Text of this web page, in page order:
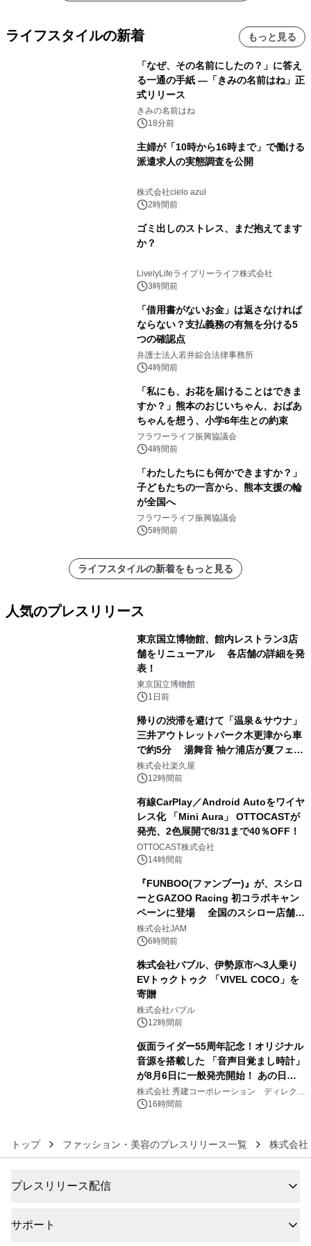
ライフスタイルの新着 もっと見る
「なぜ、その名前にしたの？」に答え
る一通の手紙 ―「きみの名前はね」正
式リリース
きみの名前はね
18分前
主婦が「10時から16時まで」で働ける
派遣求人の実態調査を公開
株式会社cielo azul
2時間前
ゴミ出しのストレス、まだ抱えてます
か？
LivelyLifeライブリーライフ株式会社
3時間前
「借用書がないお金」は返さなければ
ならない？支払義務の有無を分ける5
つの確認点
弁護士法人若井綜合法律事務所
4時間前
「私にも、お花を届けることはできま
すか？」熊本のおじいちゃん、おばあ
ちゃんを想う、小学6年生との約束
フラワーライフ振興協議会
4時間前
「わたしたちにも何かできますか？」
子どもたちの一言から、熊本支援の輪
が全国へ
フラワーライフ振興協議会
5時間前
ライフスタイルの新着をもっと見る
人気のプレスリリース
東京国立博物館、館内レストラン3店
舗をリニューアル 各店舗の詳細を発
表！
東京国立博物館
1日前
帰りの渋滞を避けて「温泉＆サウナ」
三井アウトレットパーク木更津から車
で約5分 湯舞音 袖ケ浦店が夏フェア
メニューを提供
株式会社楽久屋
12時間前
有線CarPlay／Android Autoをワイヤ
レス化 「Mini Aura」 OTTOCASTが
発売、2色展開で8/31まで40％OFF！
OTTOCAST株式会社
14時間前
『FUNBOO(ファンブー)』が、スシロ
ーとGAZOO Racing 初コラボキャン
ペーンに登場 全国のスシロー店舗で
GR 4車種の FUNBOO(ミニカー)付き
メニューが展開されます
株式会社JAM
6時間前
株式会社バブル、伊勢原市へ3人乗り
EVトゥクトゥク 「VIVEL COCO」を
寄贈
株式会社バブル
12時間前
仮面ライダー55周年記念！オリジナル
音源を搭載した 「音声目覚まし時計」
が8月6日に一般発売開始！ あの日の
大興奮が今甦る
株式会社 秀建コーポレーション ディレクト
アートギャラリー
16時間前
トップ ファッション・美容のプレスリリース一覧 株式会
プレスリリース配信
サポート